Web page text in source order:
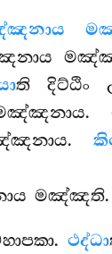
ති දිට්ඨිං
මඤ්ඤති.
ථද්ධා